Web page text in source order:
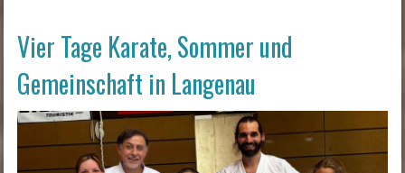
Vier Tage Karate, Sommer und
Gemeinschaft in Langenau